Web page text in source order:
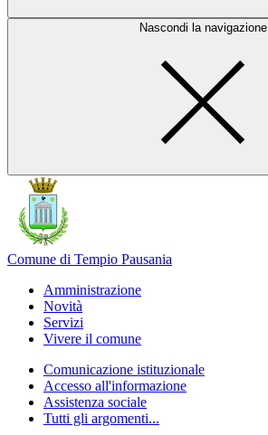
Nascondi la navigazione
Comune di Tempio Pausania
Amministrazione
Novità
Servizi
Vivere il comune
Comunicazione istituzionale
Accesso all'informazione
Assistenza sociale
Tutti gli argomenti...